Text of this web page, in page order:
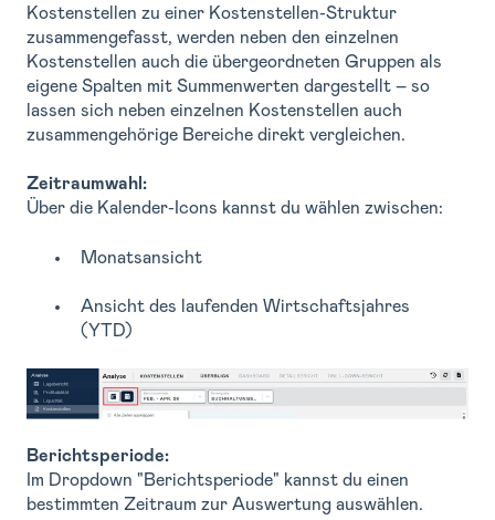
Kostenstellen zu einer Kostenstellen-Struktur
zusammengefasst, werden neben den einzelnen
Kostenstellen auch die übergeordneten Gruppen als
eigene Spalten mit Summenwerten dargestellt – so
lassen sich neben einzelnen Kostenstellen auch
zusammengehörige Bereiche direkt vergleichen.
Zeitraumwahl:
Über die Kalender-Icons kannst du wählen zwischen:
Monatsansicht
Ansicht des laufenden Wirtschaftsjahres
(YTD)
Berichtsperiode:
Im Dropdown "Berichtsperiode" kannst du einen
bestimmten Zeitraum zur Auswertung auswählen.